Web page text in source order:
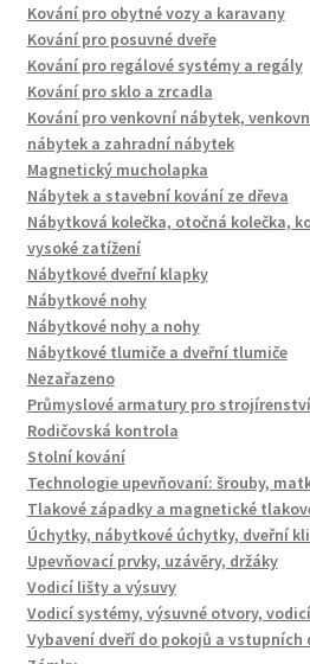
Kování pro obytné vozy a karavany
Kování pro posuvné dveře
Kování pro regálové systémy a regály
Kování pro sklo a zrcadla
Kování pro venkovní nábytek,
nábytek a zahradní nábytek
Magnetický mucholapka
Nábytek a stavební kování ze dřeva
Nábytková kolečka, otočná kolečka,
vysoké zatížení
Nábytkové dveřní klapky
Nábytkové nohy
Nábytkové nohy a nohy
Nábytkové tlumiče a dveřní tlumiče
Nezařazeno
Průmyslové armatury pro
Rodičovská kontrola
Stolní kování
Technologie upevňovaní: šrouby,
Tlakové západky a magnetické
Úchytky, nábytkové úchytky, dveřní
Upevňovací prvky, uzávěry, držáky
Vodicí lišty a výsuvy
Vodicí systémy, výsuvné otvory,
Vybavení dveří do pokojů a vstupních